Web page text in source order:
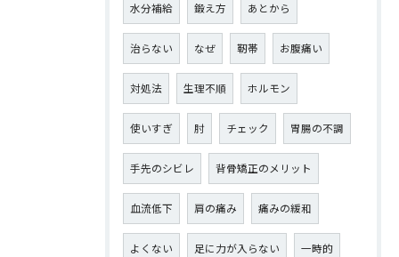
水分補給 鍛え方 あとから
治らない なぜ 靭帯 お腹痛い
対処法 生理不順 ホルモン
使いすぎ 肘 チェック 胃腸の不調
手先のシビレ 背骨矯正のメリット
血流低下 肩の痛み 痛みの緩和
よくない 足に力が入らない 一時的